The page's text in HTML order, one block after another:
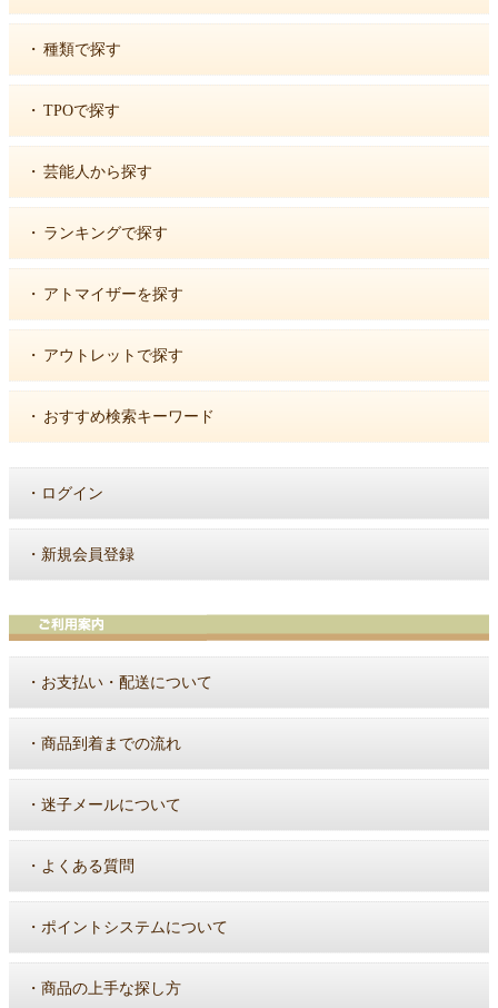
・ 種類で探す
・ TPOで探す
・ 芸能人から探す
・ ランキングで探す
・ アトマイザーを探す
・ アウトレットで探す
・ おすすめ検索キーワード
・ ログイン
・ 新規会員登録
・ お支払い・配送について
・ 商品到着までの流れ
・ 迷子メールについて
・ よくある質問
・ ポイントシステムについて
・ 商品の上手な探し方